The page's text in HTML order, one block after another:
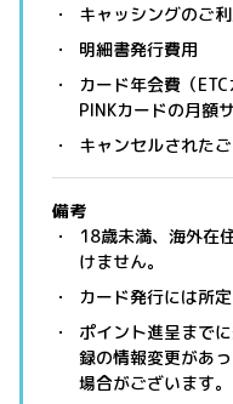
キャッシングのご
明細書発行費用
カード年会費（
PINKカードの月額
キャンセルされた
備考
18歳未満、海外在
けません。
カード発行には所
ポイント進呈まで
録の情報変更があ
場合がございます。